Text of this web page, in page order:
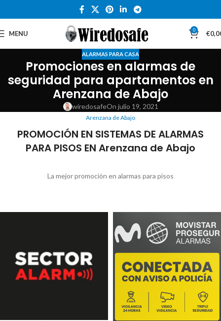
MENU 0 €
ALARMAS PARA CASA
Promociones en alarmas de
seguridad para apartamentos en
Arenzana de Abajo
wiredosafeOn julio 19, 2021
Arenzana de Abajo
PROMOCIÓN EN SISTEMAS DE ALARMAS
PARA PISOS EN Arenzana de Abajo
La mejor promoción en alarmas para pisos